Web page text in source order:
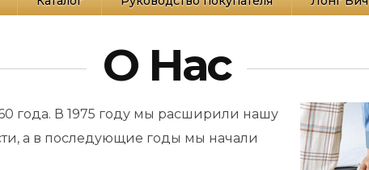
О Нас
года. В 1975 году мы расширили нашу
а в последующие годы мы начали